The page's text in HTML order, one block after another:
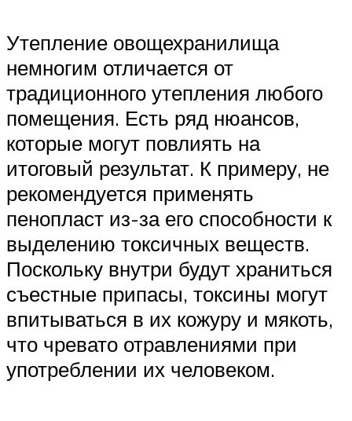
Утепление овощехранилища
немногим отличается от
традиционного утепления любого
помещения. Есть ряд нюансов,
которые могут повлиять на
итоговый результат. К примеру, не
рекомендуется применять
пенопласт из-за его способности к
выделению токсичных веществ.
Поскольку внутри будут храниться
съестные припасы, токсины могут
впитываться в их кожуру и мякоть,
что чревато отравлениями при
употреблении их человеком.